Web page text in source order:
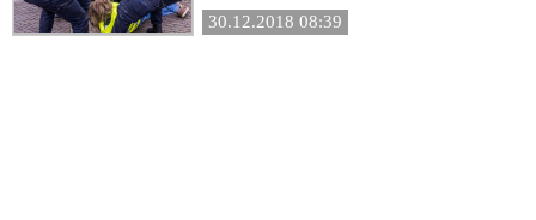
30.12.2018 08:39